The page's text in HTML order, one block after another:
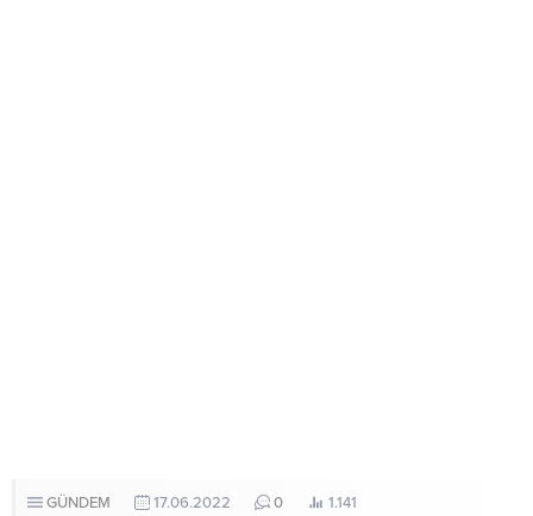
GÜNDEM 17.06.2022 0 1.141